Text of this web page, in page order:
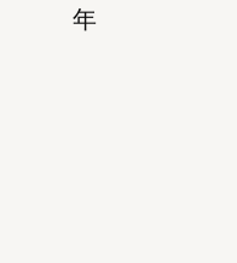
年